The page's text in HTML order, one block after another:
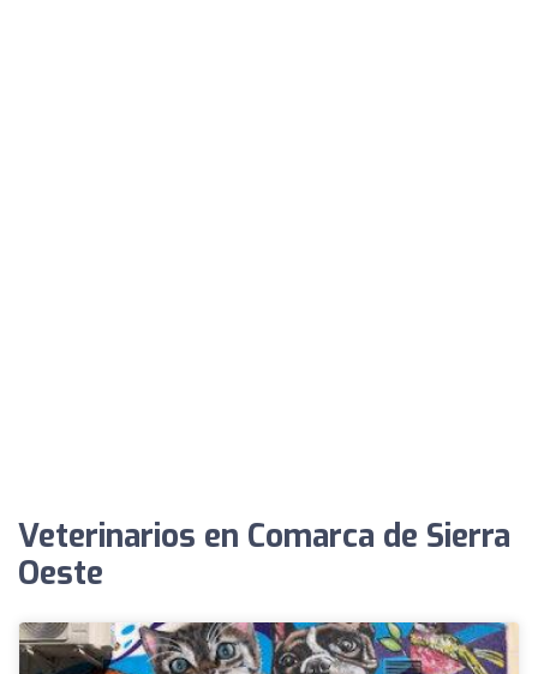
Veterinarios en Comarca de Sierra
Oeste